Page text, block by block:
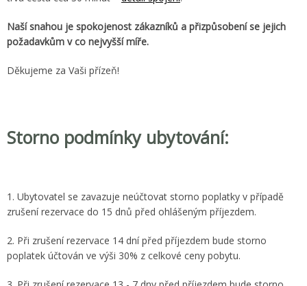
Naší snahou je spokojenost zákazníků a přizpůsobení se jejich
požadavkům v co nejvyšší míře.
Děkujeme za Vaši přízeň!
Storno podmínky ubytování:
1. Ubytovatel se zavazuje neúčtovat storno poplatky v případě
zrušení rezervace do 15 dnů před ohlášeným příjezdem.
2. Při zrušení rezervace 14 dní před příjezdem bude storno
poplatek účtován ve výši 30% z celkové ceny pobytu.